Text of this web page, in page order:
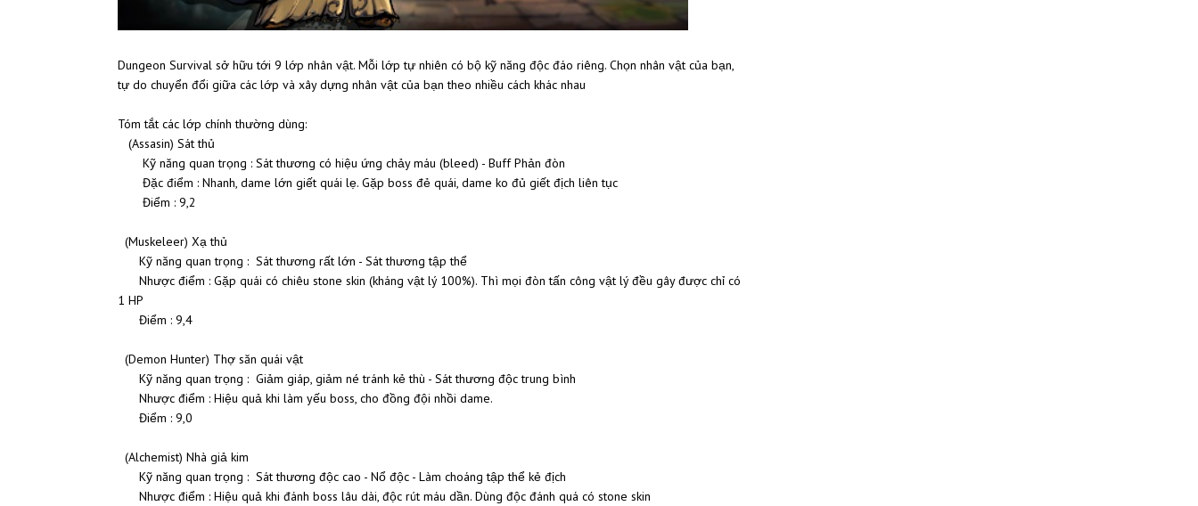
Dungeon Survival sở hữu tới 9 lớp nhân vật. Mỗi lớp tự nhiên có bộ kỹ năng độc đáo riêng. Chọn nhân vật của bạn,
tự do chuyển đổi giữa các lớp và xây dựng nhân vật của bạn theo nhiều cách khác nhau
Tóm tắt các lớp chính thường dùng:
(Assasin) Sát thủ
Kỹ năng quan trọng : Sát thương có hiệu ứng chảy máu (bleed) - Buff Phản đòn
Đặc điểm : Nhanh, dame lớn giết quái lẹ. Gặp boss đẻ quái, dame ko đủ giết địch liên tục
Điểm : 9,2
(Muskeleer) Xạ thủ
Kỹ năng quan trọng : Sát thương rất lớn - Sát thương tập thể
Nhược điểm : Gặp quái có chiêu stone skin (kháng vật lý 100%). Thì mọi đòn tấn công vật lý đều gây được chỉ có
1 HP
Điểm : 9,4
(Demon Hunter) Thợ săn quái vật
Kỹ năng quan trọng : Giảm giáp, giảm né tránh kẻ thù - Sát thương độc trung bình
Nhược điểm : Hiệu quả khi làm yếu boss, cho đồng đội nhồi dame.
Điểm : 9,0
(Alchemist) Nhà giả kim
Kỹ năng quan trọng : Sát thương độc cao - Nổ độc - Làm choáng tập thể kẻ địch
Nhược điểm : Hiệu quả khi đánh boss lâu dài, độc rút máu dần. Dùng độc đánh quá có stone skin